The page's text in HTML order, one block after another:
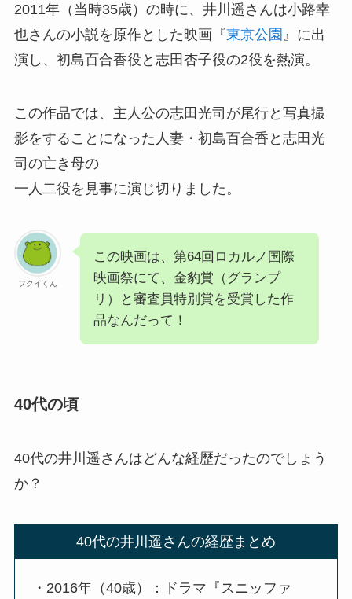
2011年（当時35歳）の時に、井川遥さんは小路幸
也さんの小説を原作とした映画『東京公園 』に出
演し、初島百合香役と志田杏子役の2役を熱演。
この作品では、主人公の志田光司が尾行と写真撮
影をすることになった人妻・初島百合香と志田光
司の亡き母の
一人二役を見事に演じ切りました。
フクイくん
この映画は、第64回ロカルノ国際
映画祭にて、金豹賞（グランプ
リ）と審査員特別賞を受賞した作
品なんだって！
40代の頃
40代の井川遥さんはどんな経歴だったのでしょう
か？
40代の井川遥さんの経歴まとめ
・2016年（40歳）：ドラマ『スニッファ